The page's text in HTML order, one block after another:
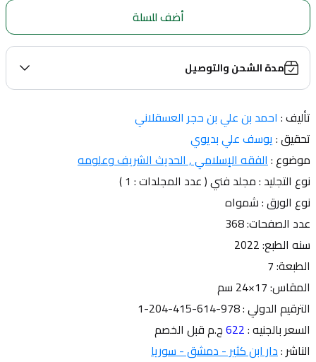
أضف للسلة
مدة الشحن والتوصيل
تأليف : احمد بن علي بن حجر العسقلاني
تحقيق : يوسف علي بديوي
موضوع : الفقه الإسلامي , الحديث الشريف وعلومه
نوع التجليد : مجلد فني ( عدد المجلدات : 1 )
نوع الورق : شمواه
عدد الصفحات: 368
سنه الطبع: 2022
الطبعة: 7
المقاس: 17×24 سم
الترقيم الدولي : 978-614-415-204-1
السعر بالجنيه : 622 ج.م قبل الخصم
الناشر : دار ابن كثير - دمشق - سوريا